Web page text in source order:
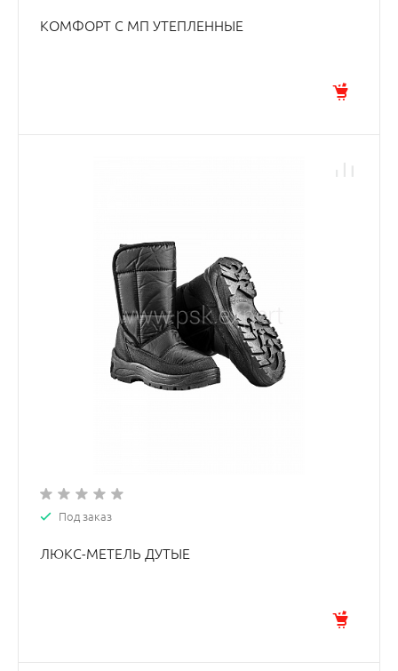
КОМФОРТ С МП УТЕПЛЕННЫЕ
Под заказ
ЛЮКС-МЕТЕЛЬ ДУТЫЕ